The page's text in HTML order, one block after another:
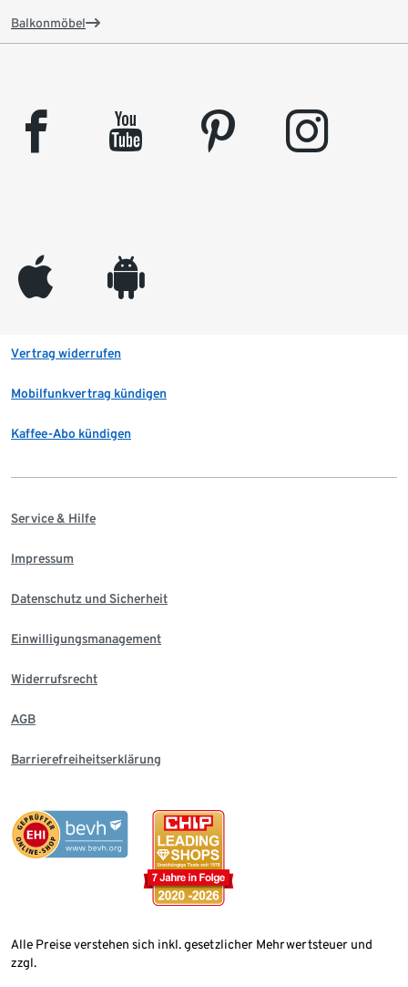
Balkonmöbel
facebook youtube pinterest instagram
appleinc android
Vertrag widerrufen
Mobilfunkvertrag kündigen
Kaffee-Abo kündigen
Service & Hilfe
Impressum
Datenschutz und Sicherheit
Einwilligungsmanagement
Widerrufsrecht
AGB
Barrierefreiheitserklärung
Alle Preise verstehen sich inkl. gesetzlicher Mehrwertsteuer und
zzgl.